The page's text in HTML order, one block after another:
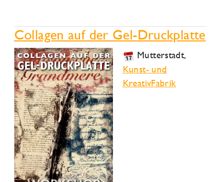
Collagen auf der Gel-Druckplatte
Mutterstadt,
Kunst- und
KreativFabrik